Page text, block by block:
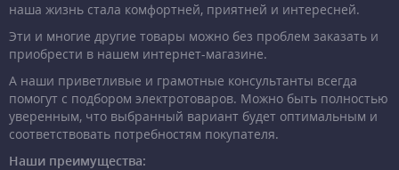
наша жизнь стала комфортней, приятней и интересней.
Эти и многие другие товары можно без проблем заказать и
приобрести в нашем интернет-магазине.
А наши приветливые и грамотные консультанты всегда
помогут с подбором электротоваров. Можно быть полностью
уверенным, что выбранный вариант будет оптимальным и
соответствовать потребностям покупателя.
Наши преимущества: